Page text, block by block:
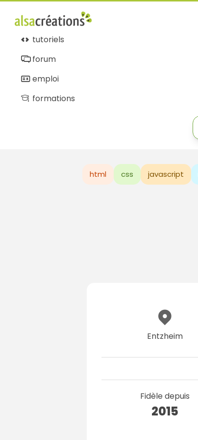
tutoriels
forum
emploi
formations
html css javascript
Entzheim
Fidèle depuis
2015